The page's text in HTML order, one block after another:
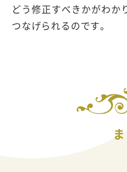
どう修正すべきかがわか
つなげられるのです。